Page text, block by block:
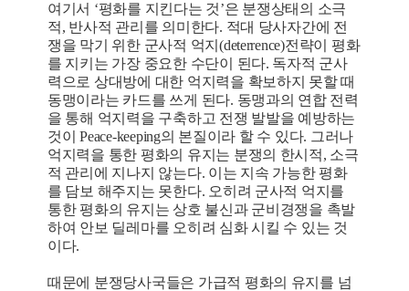
여기서 ‘평화를 지킨다는 것’은 분쟁상태의 소극
적, 반사적 관리를 의미한다. 적대 당사자간에 전
쟁을 막기 위한 군사적 억지(deterrence)전략이 평화
를 지키는 가장 중요한 수단이 된다. 독자적 군사
력으로 상대방에 대한 억지력을 확보하지 못할 때
동맹이라는 카드를 쓰게 된다. 동맹과의 연합 전력
을 통해 억지력을 구축하고 전쟁 발발을 예방하는
것이 Peace-keeping의 본질이라 할 수 있다. 그러나
억지력을 통한 평화의 유지는 분쟁의 한시적, 소극
적 관리에 지나지 않는다. 이는 지속 가능한 평화
를 담보 해주지는 못한다. 오히려 군사적 억지를
통한 평화의 유지는 상호 불신과 군비경쟁을 촉발
하여 안보 딜레마를 오히려 심화 시킬 수 있는 것
이다.
때문에 분쟁당사국들은 가급적 평화의 유지를 넘